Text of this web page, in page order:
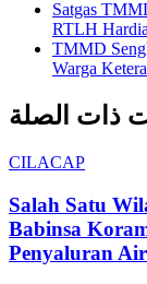
Satgas
RTLH
TMMD
Warga
CILACAP
Salah Satu
Babinsa
Penyaluran